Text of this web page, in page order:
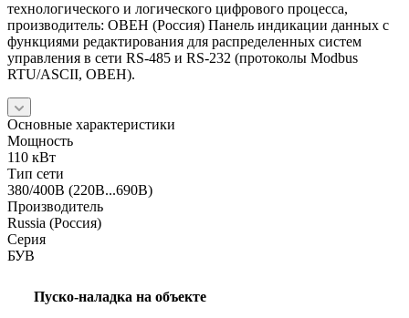
технологического и логического цифрового процесса,
производитель: ОВЕН (Россия) Панель индикации данных с
функциями редактирования для распределенных систем
управления в сети RS-485 и RS-232 (протоколы Modbus
RTU/ASCII, ОВЕН).
Основные характеристики
Мощность
110 кВт
Тип сети
380/400В (220В...690В)
Производитель
Russia (Россия)
Серия
БУВ
Пуско-наладка на объекте